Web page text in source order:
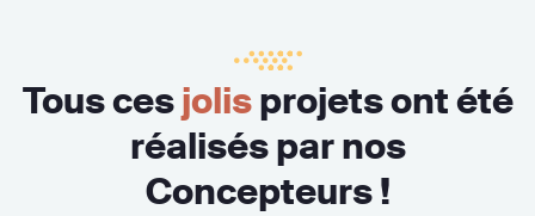
Tous cesjolisprojets ont été
réalisés par nos
Concepteurs !